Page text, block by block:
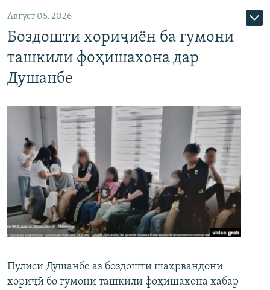
Август 05, 2026
Боздошти хориҷиён ба гумони
ташкили фоҳишахона дар
Душанбе
Пулиси Душанбе аз боздошти шаҳрвандони
хориҷӣ бо гумони ташкили фоҳишахона хабар